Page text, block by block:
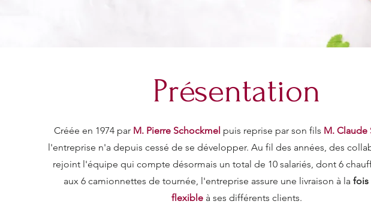
Présentation
Créée en 1974 par M. Pierre Schockmel puis reprise par son fils M. Claude
l'entreprise n'a depuis cessé de se développer. Au fil des années, des
rejoint l'équipe qui compte désormais un total de 10 salariés, dont 6
aux 6 camionnettes de tournée, l'entreprise assure une livraison à la fois
flexibleà ses différents clients.